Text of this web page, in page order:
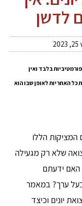
לדשן
בלבד ואין
כל האחריות לאופן שבו הוא
המציקות הללו
שלא רק מגעילה
האם ידעתם
בעל ערך? במאמר
יונים וכיצד